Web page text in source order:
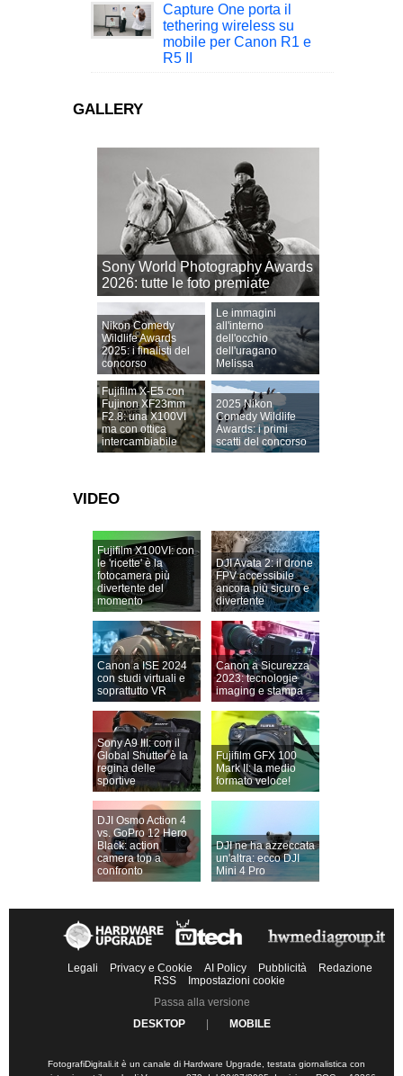
Capture One porta il
tethering wireless su
mobile per Canon R1 e
R5 II
GALLERY
Sony World Photography Awards
2026: tutte le foto premiate
Nikon Comedy
Wildlife Awards
2025: i finalisti del
concorso
Le immagini
all'interno
dell'occhio
dell'uragano
Melissa
Fujifilm X-E5 con
Fujinon XF23mm
F2.8: una X100VI
ma con ottica
intercambiabile
2025 Nikon
Comedy Wildlife
Awards: i primi
scatti del concorso
VIDEO
Fujifilm X100VI: con
le 'ricette' è la
fotocamera più
divertente del
momento
DJI Avata 2: il drone
FPV accessibile
ancora più sicuro e
divertente
Canon a ISE 2024
con studi virtuali e
soprattutto VR
Canon a Sicurezza
2023: tecnologie
imaging e stampa
Sony A9 III: con il
Global Shutter è la
regina delle
sportive
Fujifilm GFX 100
Mark II: la medio
formato veloce!
DJI Osmo Action 4
vs. GoPro 12 Hero
Black: action
camera top a
confronto
DJI ne ha azzeccata
un'altra: ecco DJI
Mini 4 Pro
Legali Privacy e Cookie AI Policy Pubblicità
Redazione
RSS
Impostazioni cookie
Passa alla versione
DESKTOP
| MOBILE
FotografiDigitali.it è un canale di Hardware Upgrade, testata giornalistica con